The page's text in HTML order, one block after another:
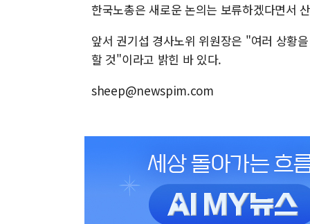
한국노총은 새로운 논의는 보류하겠다면서
앞서 권기섭 경사노위 위원장은 "여러 상황
할 것"이라고 밝힌 바 있다.
sheep@newspim.com